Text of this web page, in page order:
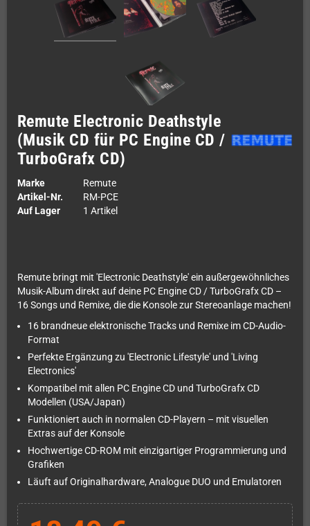
Remute Electronic Deathstyle
(Musik CD für PC Engine CD /
TurboGrafx CD)
Marke
Remute
Artikel-Nr.
RM-PCE
Auf Lager
1 Artikel
Remute bringt mit 'Electronic Deathstyle' ein außergewöhnliches
Musik-Album direkt auf deine PC Engine CD / TurboGrafx CD –
16 Songs und Remixe, die die Konsole zur Stereoanlage machen!
16 brandneue elektronische Tracks und Remixe im CD-Audio-
Format
Perfekte Ergänzung zu 'Electronic Lifestyle' und 'Living
Electronics'
Kompatibel mit allen PC Engine CD und TurboGrafx CD
Modellen (USA/Japan)
Funktioniert auch in normalen CD-Playern – mit visuellen
Extras auf der Konsole
Hochwertige CD-ROM mit einzigartiger Programmierung und
Grafiken
Läuft auf Originalhardware, Analogue DUO und Emulatoren